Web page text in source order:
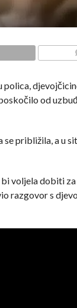
od
približila, a u
voljela dobiti
razgovor s